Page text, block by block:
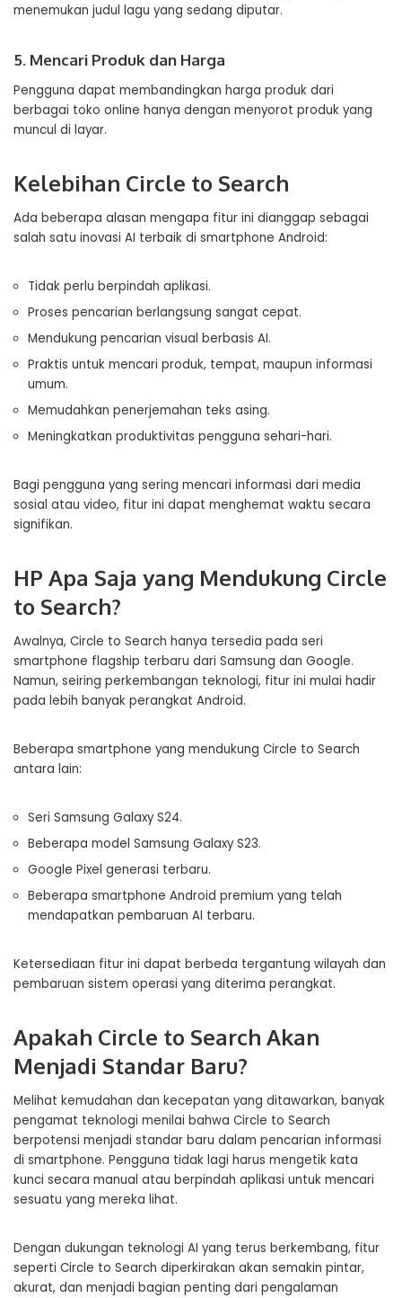
menemukan judul lagu yang sedang diputar.
5. Mencari Produk dan Harga
Pengguna dapat membandingkan harga produk dari
berbagai toko online hanya dengan menyorot produk yang
muncul di layar.
Kelebihan Circle to Search
Ada beberapa alasan mengapa fitur ini dianggap sebagai
salah satu inovasi AI terbaik di smartphone Android:
Tidak perlu berpindah aplikasi.
Proses pencarian berlangsung sangat cepat.
Mendukung pencarian visual berbasis AI.
Praktis untuk mencari produk, tempat, maupun informasi
umum.
Memudahkan penerjemahan teks asing.
Meningkatkan produktivitas pengguna sehari-hari.
Bagi pengguna yang sering mencari informasi dari media
sosial atau video, fitur ini dapat menghemat waktu secara
signifikan.
HP Apa Saja yang Mendukung Circle
to Search?
Awalnya, Circle to Search hanya tersedia pada seri
smartphone flagship terbaru dari Samsung dan Google.
Namun, seiring perkembangan teknologi, fitur ini mulai hadir
pada lebih banyak perangkat Android.
Beberapa smartphone yang mendukung Circle to Search
antara lain:
Seri Samsung Galaxy S24.
Beberapa model Samsung Galaxy S23.
Google Pixel generasi terbaru.
Beberapa smartphone Android premium yang telah
mendapatkan pembaruan AI terbaru.
Ketersediaan fitur ini dapat berbeda tergantung wilayah dan
pembaruan sistem operasi yang diterima perangkat.
Apakah Circle to Search Akan
Menjadi Standar Baru?
Melihat kemudahan dan kecepatan yang ditawarkan, banyak
pengamat teknologi menilai bahwa Circle to Search
berpotensi menjadi standar baru dalam pencarian informasi
di smartphone. Pengguna tidak lagi harus mengetik kata
kunci secara manual atau berpindah aplikasi untuk mencari
sesuatu yang mereka lihat.
Dengan dukungan teknologi AI yang terus berkembang, fitur
seperti Circle to Search diperkirakan akan semakin pintar,
akurat, dan menjadi bagian penting dari pengalaman